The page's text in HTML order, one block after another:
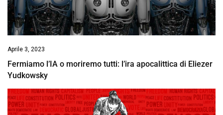
Aprile 3, 2023
Fermiamo l’IA o moriremo tutti: l’ira apocalittica di Eliezer
Yudkowsky